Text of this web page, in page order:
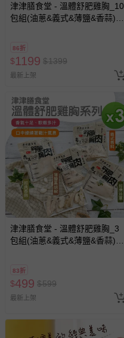
津津膳食堂 - 溫體舒肥雞胸_10
包組(油蔥&義式&薄鹽&香蒜)
86折
$1199 $1399
最新上架
津津膳食堂 - 溫體舒肥雞胸_3
包組(油蔥&義式&薄鹽&香蒜)
83折
$499 $599
最新上架